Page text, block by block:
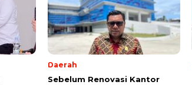
Daerah
Sebelum Renovasi Kantor